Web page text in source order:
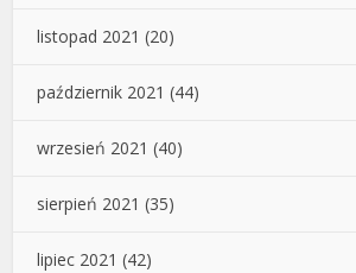
listopad 2021 (20)
październik 2021 (44)
wrzesień 2021 (40)
sierpień 2021 (35)
lipiec 2021 (42)